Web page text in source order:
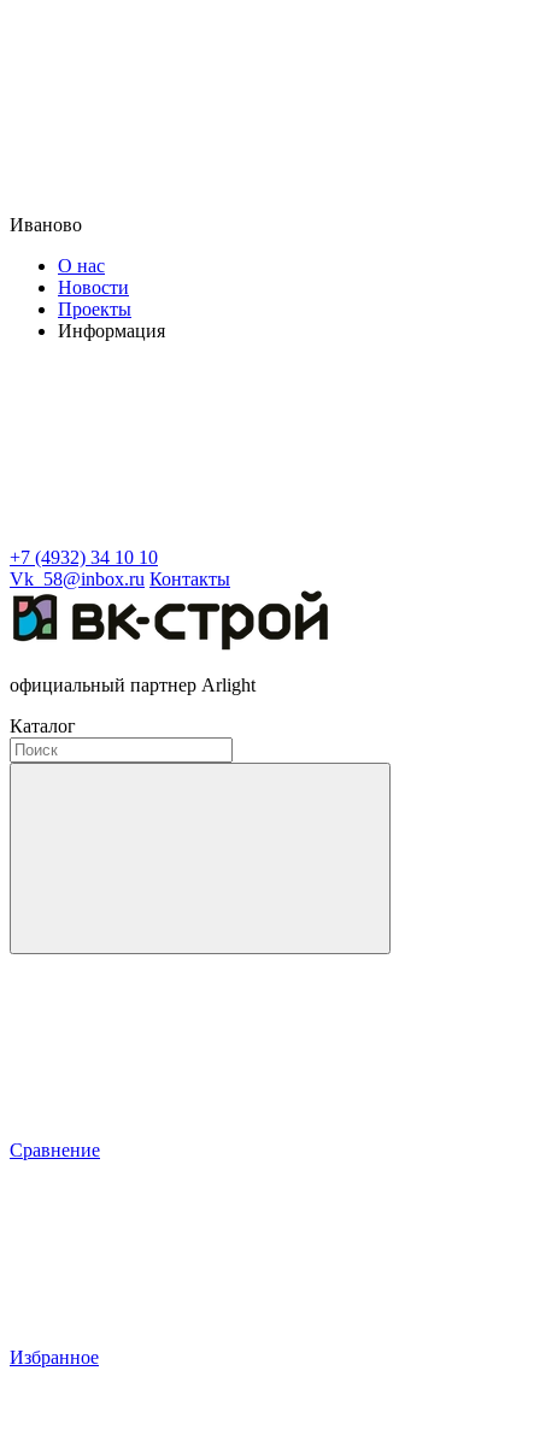
Иваново
О нас
Новости
Проекты
Информация
+7 (4932) 34 10 10
Vk_58@inbox.ru Контакты
официальный партнер Arlight
Каталог
Сравнение
Избранное